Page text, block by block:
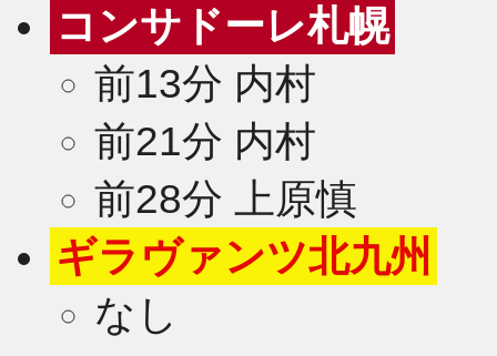
コンサドーレ札幌
前13分 内村
前21分 内村
前28分 上原慎
ギラヴァンツ北九州
なし